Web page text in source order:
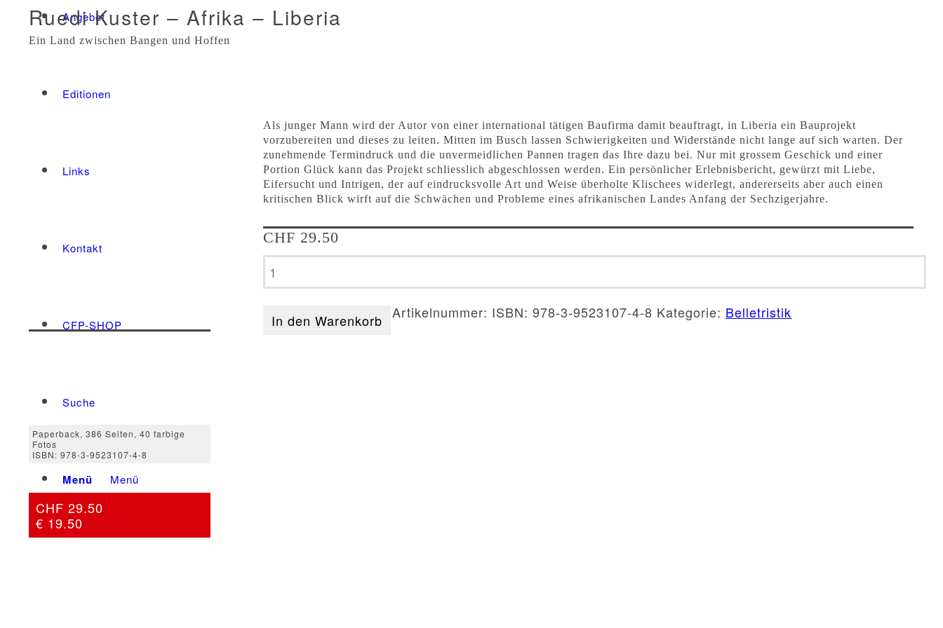
Angebot
Editionen
Links
Kontakt
CFP-SHOP
Suche
Menü Menü
Ruedi Kuster – Afrika – Liberia
Ein Land zwischen Bangen und Hoffen
Paperback, 386 Seiten, 40 farbige
Fotos
ISBN: 978-3-9523107-4-8
CHF 29.50
€ 19.50
Als junger Mann wird der Autor von einer international tätigen Baufirma damit beauftragt, in Liberia ein Bauprojekt
vorzubereiten und dieses zu leiten. Mitten im Busch lassen Schwierigkeiten und Widerstände nicht lange auf sich warten. Der
zunehmende Termindruck und die unvermeidlichen Pannen tragen das Ihre dazu bei. Nur mit grossem Geschick und einer
Portion Glück kann das Projekt schliesslich abgeschlossen werden. Ein persönlicher Erlebnisbericht, gewürzt mit Liebe,
Eifersucht und Intrigen, der auf eindrucksvolle Art und Weise überholte Klischees widerlegt, andererseits aber auch einen
kritischen Blick wirft auf die Schwächen und Probleme eines afrikanischen Landes Anfang der Sechzigerjahre.
CHF 29.50
Ruedi
Kuster
Afrika
In den Warenkorb Artikelnummer: ISBN: 978-3-9523107-4-8 Kategorie: Belletristik